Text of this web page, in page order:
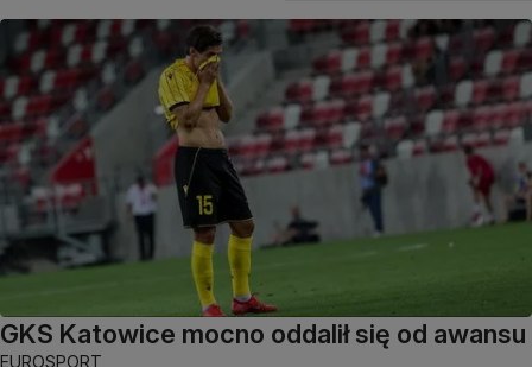
GKS Katowice mocno oddalił się od awansu
EUROSPORT